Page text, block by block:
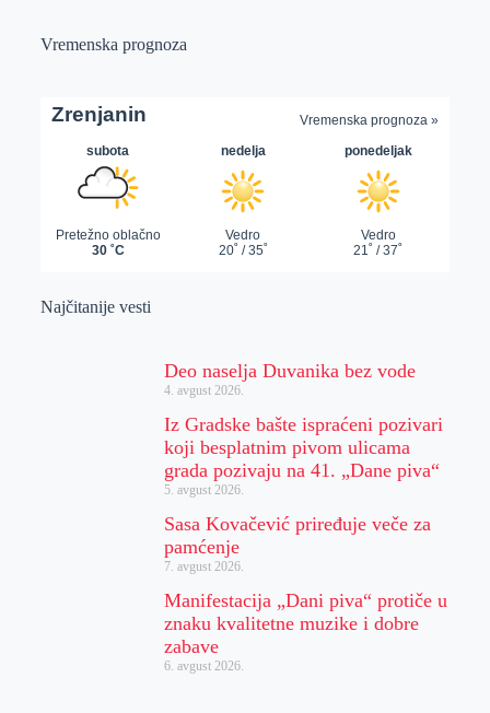
Vremenska prognoza
Najčitanije vesti
Deo naselja Duvanika bez vode
4. avgust 2026.
Iz Gradske bašte ispraćeni pozivari
koji besplatnim pivom ulicama
grada pozivaju na 41. „Dane piva“
5. avgust 2026.
Sasa Kovačević priređuje veče za
pamćenje
7. avgust 2026.
Manifestacija „Dani piva“ protiče u
znaku kvalitetne muzike i dobre
zabave
6. avgust 2026.